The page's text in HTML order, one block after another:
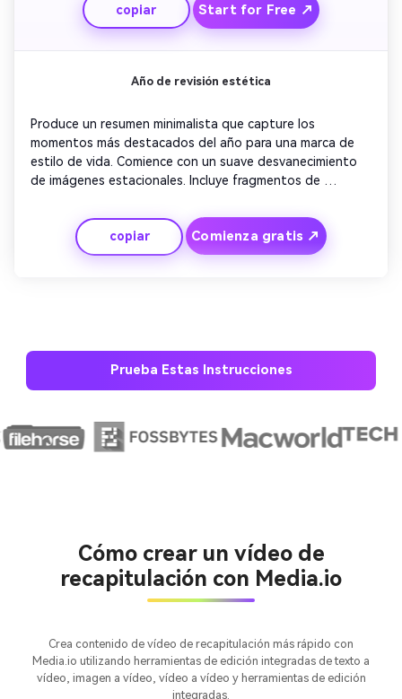
triunfante. Mantenga los visuales claros y satisfactorios,
ideal para contar historias en plataformas sociales.
copiar Start for Free ↗
Año de revisión estética
Produce un resumen minimalista que capture los
momentos más destacados del año para una marca de
estilo de vida. Comience con un suave desvanecimiento
de imágenes estacionales. Incluye fragmentos de
audiencia. Mantener la tonalidad consistente y la
clasificación de color de marca. Superponer líneas de
texto inspiradoras que resumen el tema del año. Terminar
copiar Comienza gratis ↗
Prueba Estas Instrucciones
Cómo crear un vídeo de
recapitulación con Media.io
Crea contenido de vídeo de recapitulación más rápido con
Media.io utilizando herramientas de edición integradas de texto a
vídeo, imagen a vídeo, vídeo a vídeo y herramientas de edición
integradas.
gratis!